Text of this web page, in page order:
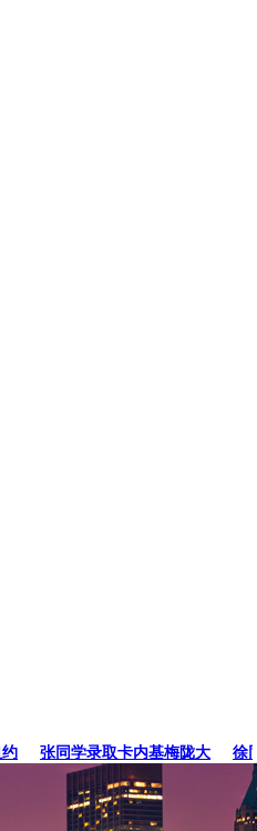
张同学录取卡内基梅陇大 徐同